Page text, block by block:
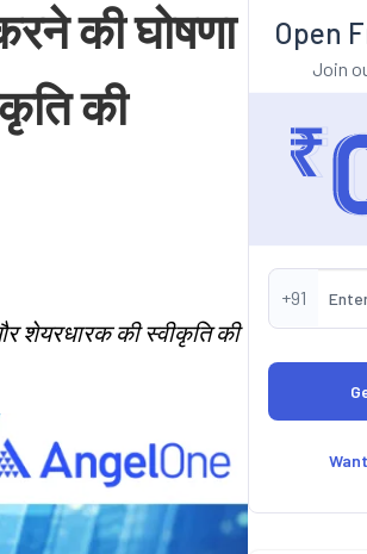
की घोषणा
की
और शेयरधारक की स्वीकृति की
Open
Join
+91